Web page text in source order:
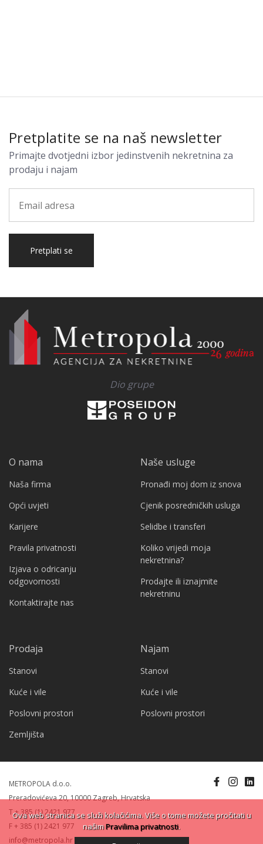
Pretplatite se na naš newsletter
Primajte dvotjedni izbor jedinstvenih nekretnina za
prodaju i najam
Pretplati se
Dio grupe
O nama
Naša firma
Opći uvjeti
Karijere
Pravila privatnosti
Izjava o odricanju
odgovornosti
Kontaktirajte nas
Naše usluge
Pronađi moj dom iz snova
Cjenik posredničkih usluga
Selidbe i transferi
Koliko vrijedi moja
nekretnina?
Prodajte ili iznajmite
nekretninu
Prodaja
Stanovi
Kuće i vile
Poslovni prostori
Zemljišta
Najam
Stanovi
Kuće i vile
Poslovni prostori
METROPOLA d.o.o.
Preradovićeva 20, 10000 Zagreb, Hrvatska
T + 385 (1) 2421 977
F + 385 (1) 2421 977
info@metropola.hr
Ova web stranica se služi kolačićima. Više o tome možete pročitati u
našimPravilima privatnosti.